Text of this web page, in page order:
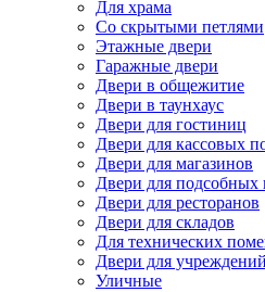
Для храма
Со скрытыми петлями
Этажные двери
Гаражные двери
Двери в общежитие
Двери в таунхаус
Двери для гостиниц
Двери для кассовых
Двери для магазинов
Двери для
Двери для ресторанов
Двери для складов
Для технических
Двери для учреждений
Уличные